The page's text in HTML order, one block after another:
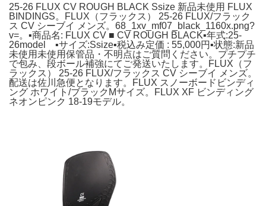
25-26 FLUX CV ROUGH BLACK Ssize 新品未使用 FLUX
BINDINGS。FLUX（フラックス） 25-26 FLUX/フラック
ス CV シーブイ メンズ。68_1xv_mf07_black_1160x.png?
v=。▪️商品名: FLUX CV ■ CV ROUGH BLACK▪️年式:25-
26model ▪️サイズ:Ssize▪️税込み定価 : 55,000円▪️状態:新品
未使用未使用保管品・不明点はご質問ください。プチプチ
で包み、段ボール補強にてご発送いたします。FLUX（フ
ラックス） 25-26 FLUX/フラックス CV シーブイ メンズ。
配送は佐川急便となります。FLUX スノーボードビンディ
ング ホワイト/ブラックMサイズ。FLUX XF ビンディング
ネオンピンク 18-19モデル。